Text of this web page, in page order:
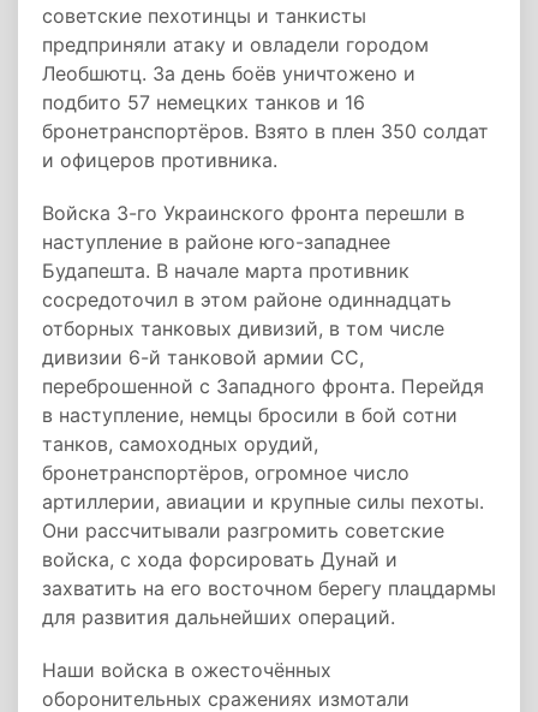
советские пехотинцы и танкисты
предприняли атаку и овладели городом
Леобшютц. За день боёв уничтожено и
подбито 57 немецких танков и 16
бронетранспортёров. Взято в плен 350 солдат
и офицеров противника.
Войска 3-го Украинского фронта перешли в
наступление в районе юго-западнее
Будапешта. В начале марта противник
сосредоточил в этом районе одиннадцать
отборных танковых дивизий, в том числе
дивизии 6-й танковой армии СС,
переброшенной с Западного фронта. Перейдя
в наступление, немцы бросили в бой сотни
танков, самоходных орудий,
бронетранспортёров, огромное число
артиллерии, авиации и крупные силы пехоты.
Они рассчитывали разгромить советские
войска, с хода форсировать Дунай и
захватить на его восточном берегу плацдармы
для развития дальнейших операций.
Наши войска в ожесточённых
оборонительных сражениях измотали